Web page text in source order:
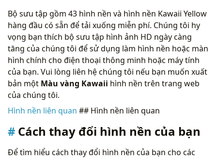
Bộ sưu tập gồm 43 hình nền và hình nền Kawaii Yellow
hàng đầu có sẵn để tải xuống miễn phí. Chúng tôi hy
vọng bạn thích bộ sưu tập hình ảnh HD ngày càng
tăng của chúng tôi để sử dụng làm hình nền hoặc màn
hình chính cho điện thoại thông minh hoặc máy tính
của bạn. Vui lòng liên hệ chúng tôi nếu bạn muốn xuất
bản một Màu vàng Kawaii hình nền trên trang web
của chúng tôi.
Hình nền liên quan ## Hình nền liên quan
Cách thay đổi hình nền của bạn
Để tìm hiểu cách thay đổi hình nền của bạn cho các